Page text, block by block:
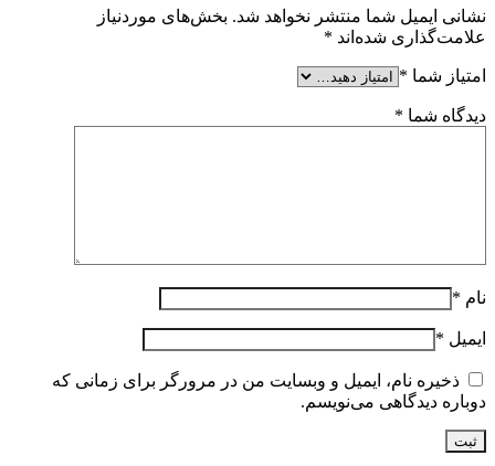
نشانی ایمیل شما منتشر نخواهد شد. بخش‌های موردنیاز
علامت‌گذاری شده‌اند *
امتیاز شما *
دیدگاه شما *
نام *
ایمیل *
ذخیره نام، ایمیل و وبسایت من در مرورگر برای زمانی که
دوباره دیدگاهی می‌نویسم.